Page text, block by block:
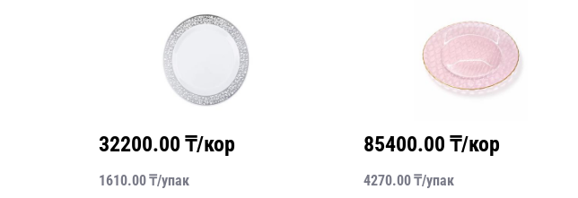
32200.00 ₸/кор
1610.00₸/упак
85400.00 ₸/кор
4270.00₸/упак